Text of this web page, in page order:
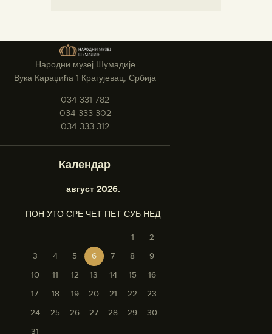
Народни музеј Шумадије
Вука Караџића 1 Крагујевац, Србија
034 331 782
034 333 302
034 333 312
Календар
август 2026.
ПОН УТО СРЕ ЧЕТ ПЕТ СУБ НЕД
1
2
3
4 5 6 7 8
9
10
11 12 13 14 15
16
17
18 19 20 21 22
23
24
25 26 27 28 29
30
31